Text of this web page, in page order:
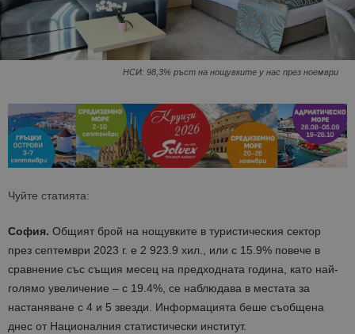
НСИ: 98,3% ръст на нощувките у нас през ноември
Чуйте статията:
София. Общият брой на нощувките в туристическия сектор
през септември 2023 г. е 2 923.9 хил., или с 15.9% повече в
сравнение със същия месец на предходната година, като най-
голямо увеличение – с 19.4%, се наблюдава в местата за
настаняване с 4 и 5 звезди. Информацията беше съобщена
днес от Националния статистически институт.